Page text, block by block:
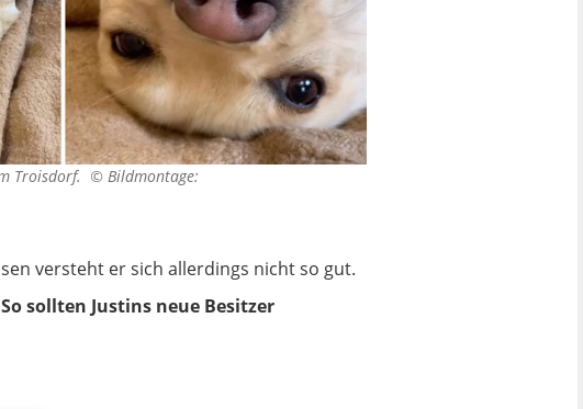
Troisdorf. © Bildmontage:
versteht er sich allerdings nicht so gut.
sollten Justins neue Besitzer